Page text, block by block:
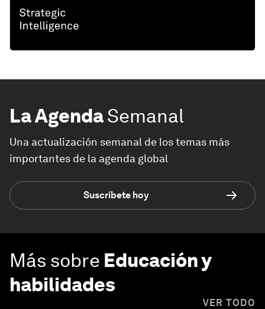
La AgendaSemanal
Una actualización semanal de los temas más
importantes de la agenda global
Suscríbete hoy
Más sobre Educación y
habilidades
VER TODO